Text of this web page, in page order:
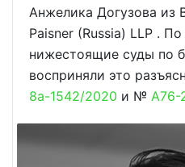
Анжелика Догузова из
Paisner (Russia) LLP . По
нижестоящие суды по
восприняли это
8а-1542/2020 и № А76-